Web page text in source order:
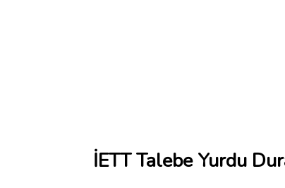
İETT Talebe Yurdu